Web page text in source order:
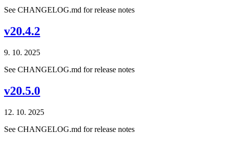
See CHANGELOG.md for release notes
v20.4.2
9. 10. 2025
See CHANGELOG.md for release notes
v20.5.0
12. 10. 2025
See CHANGELOG.md for release notes